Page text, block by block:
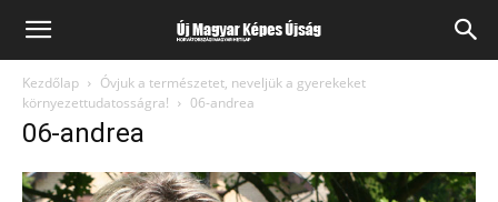
Kezdőlap
Óvjuk a természetet, neveljük a gyerekeket
környezettudatosságra!
06-andrea
06-andrea